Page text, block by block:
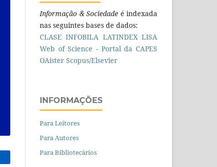
Informação & Sociedade é indexada
nas seguintes bases de dados:
CLASE INFOBILA LATINDEX LISA
Web of Science - Portal da CAPES
OAister Scopus/Elsevier
INFORMAÇÕES
Para Leitores
Para Autores
Para Bibliotecários